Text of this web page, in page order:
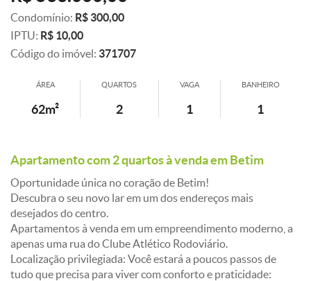
Condomínio: R$ 300,00
IPTU: R$ 10,00
Código do imóvel: 371707
ÁREA
62m²
QUARTOS
2
VAGA
1
BANHEIRO
1
Apartamento com 2 quartos à venda em Betim
Oportunidade única no coração de Betim!
Descubra o seu novo lar em um dos endereços mais
desejados do centro.
Apartamentos à venda em um empreendimento moderno, a
apenas uma rua do Clube Atlético Rodoviário.
Localização privilegiada: Você estará a poucos passos de
tudo que precisa para viver com conforto e praticidade: